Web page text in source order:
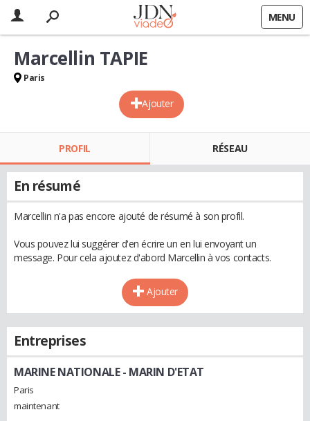
MENU
Ajouter
Marcellin TAPIE
Paris
PROFIL RÉSEAU
En résumé
Marcellin n'a pas encore ajouté de résumé à son profil.
Vous pouvez lui suggérer d'en écrire un en lui envoyant un
message. Pour cela ajoutez d'abord Marcellin à vos contacts.
Ajouter
Entreprises
MARINE NATIONALE- MARIN D'ETAT
Paris
maintenant